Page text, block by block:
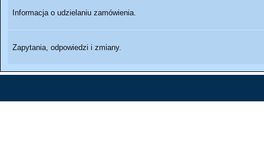
Informacja o udzielaniu zamówienia.
Zapytania, odpowiedzi i zmiany.